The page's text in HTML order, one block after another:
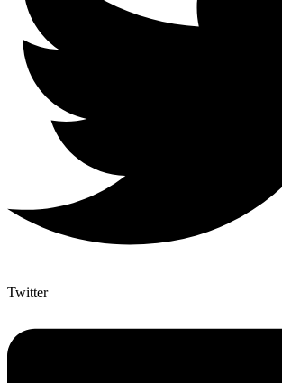
Twitter